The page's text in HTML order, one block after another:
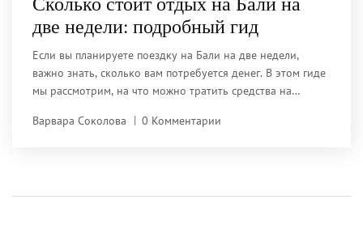
две недели: подробный гид
Если вы планируете поездку на Бали на две недели,
важно знать, сколько вам потребуется денег. В этом гиде
мы рассмотрим, на что можно тратить средства на
сувениров. Узнайте, как сэкономить и получить максимум
Варвара Соколова 0 Комментарии